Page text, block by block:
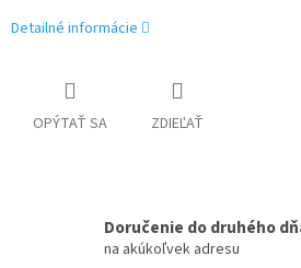
Detailné informácie
OPÝTAŤ SA ZDIEĽAŤ
Doručenie do druhého
na akúkoľvek adresu